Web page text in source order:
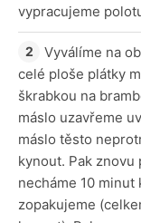
vypracujeme
Vyválíme na
celé ploše plátky
škrabkou na
máslo uzavřeme
máslo těsto
kynout. Pak
necháme 10
zopakujeme